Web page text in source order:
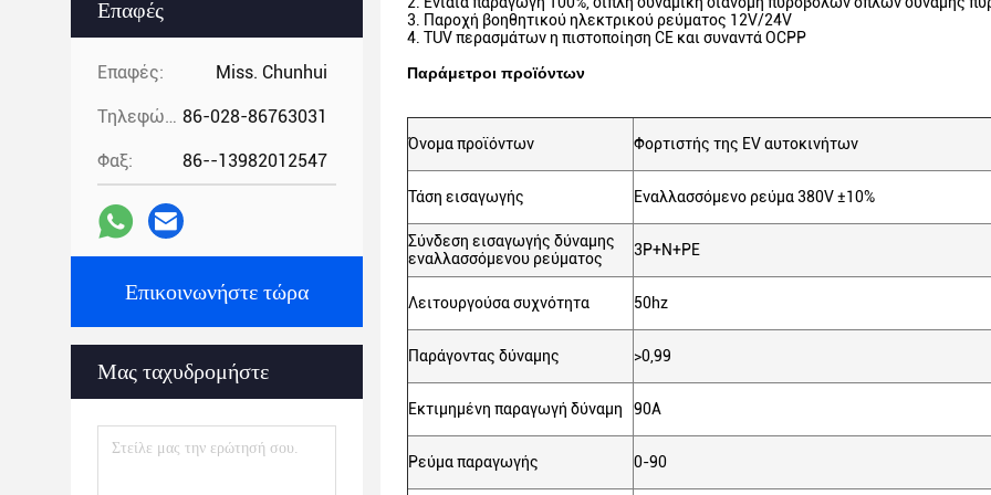
Επαφές
Επαφές: Miss. Chunhui
Τηλεφώνημα: 86-028-86763031
Φαξ: 86--13982012547
Επικοινωνήστε τώρα
Μας ταχυδρομήστε
3. Παροχή βοηθητικού ηλεκτρικού ρεύματος 12V/24V
4. TUV περασμάτων η πιστοποίηση CE και συναντά OCPP
Παράμετροι προϊόντων
Όνομα προϊόντων Φορτιστής της EV αυτοκινήτων
Τάση εισαγωγής Εναλλασσόμενο ρεύμα 380V ±10%
Σύνδεση εισαγωγής δύναμης
εναλλασσόμενου ρεύματος
3P+N+PE
Λειτουργούσα συχνότητα 50hz
Παράγοντας δύναμης >0,99
Εκτιμημένη παραγωγή δύναμη 90A
Ρεύμα παραγωγής 0-90